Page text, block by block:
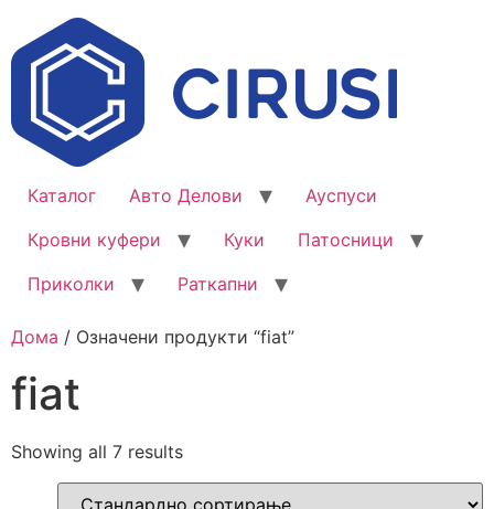
Каталог Авто Делови
Ауспуси
Кровни куфери
Куки
Патосници
Приколки
Раткапни
Дома / Означени продукти “fiat”
fiat
Showing all 7 results